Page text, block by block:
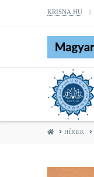
KRISNA.HU|
HOMEHÍREK